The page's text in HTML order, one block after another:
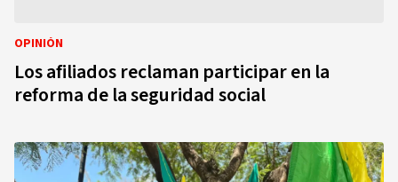
OPINIÓN
Los afiliados reclaman participar en la
reforma de la seguridad social